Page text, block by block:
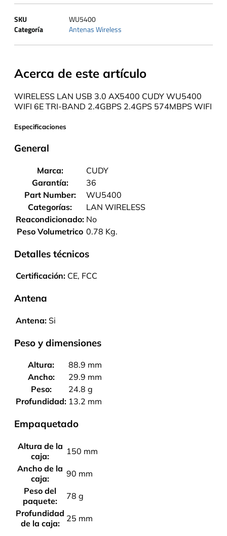
SKU
WU5400
Categoría
Antenas Wireless
Acerca de este artículo
WIRELESS LAN USB 3.0 AX5400 CUDY WU5400
WIFI 6E TRI-BAND 2.4GBPS 2.4GPS 574MBPS WIFI
Especificaciones
General
Marca:
CUDY
Garantía:
36
Part Number:
WU5400
Categorías:
LAN WIRELESS
Reacondicionado: No
Peso Volumetrico 0.78 Kg.
Detalles técnicos
Certificación: CE, FCC
Antena
Antena: Si
Peso y dimensiones
Altura:
88.9 mm
Ancho:
29.9 mm
Peso:
24.8 g
Profundidad: 13.2 mm
Empaquetado
Altura de la
caja:
150 mm
Ancho de la
caja:
90 mm
Peso del
paquete:
78 g
Profundidad
de la caja:
25 mm